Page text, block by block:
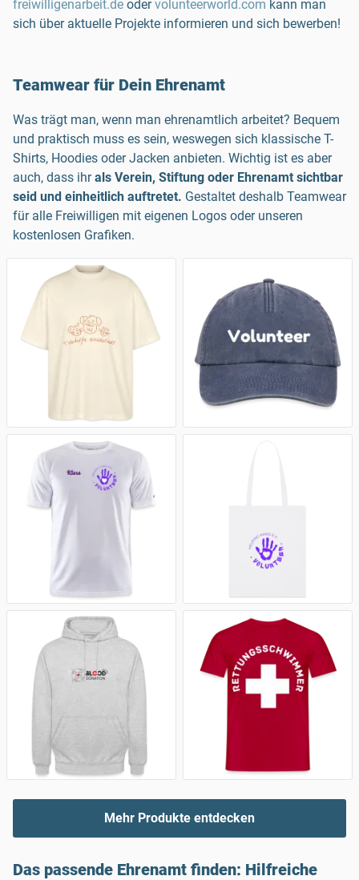
freiwilligenarbeit.de odervolunteerworld.com kann man
sich über aktuelle Projekte informieren und sich bewerben!
Teamwear für Dein Ehrenamt
Was trägt man, wenn man ehrenamtlich arbeitet? Bequem
und praktisch muss es sein, weswegen sich klassische T-
Shirts, Hoodies oder Jacken anbieten. Wichtig ist es aber
auch, dass ihrals Verein, Stiftung oder Ehrenamt sichtbar
seid und einheitlich auftretet. Gestaltet deshalb Teamwear
für alle Freiwilligen mit eigenen Logos oder unseren
kostenlosen Grafiken.
Mehr Produkte entdecken
Das passende Ehrenamt finden: Hilfreiche